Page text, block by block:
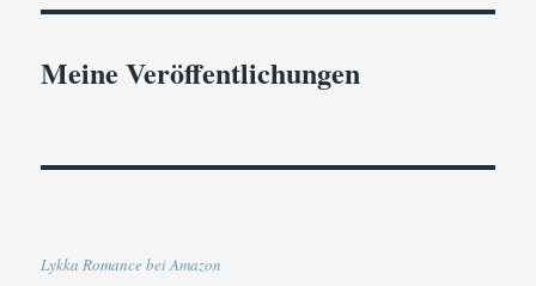
Meine Veröffentlichungen
Lykka Romance bei Amazon